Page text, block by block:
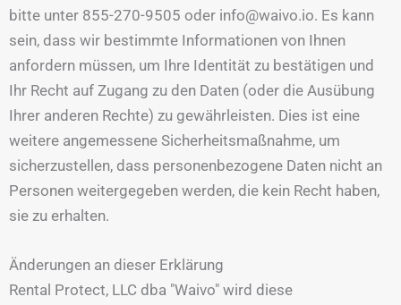
bitte unter 855-270-9505 oder info@waivo.io. Es kann
sein, dass wir bestimmte Informationen von Ihnen
anfordern müssen, um Ihre Identität zu bestätigen und
Ihr Recht auf Zugang zu den Daten (oder die Ausübung
Ihrer anderen Rechte) zu gewährleisten. Dies ist eine
weitere angemessene Sicherheitsmaßnahme, um
sicherzustellen, dass personenbezogene Daten nicht an
Personen weitergegeben werden, die kein Recht haben,
sie zu erhalten.
Änderungen an dieser Erklärung
Rental Protect, LLC dba "Waivo" wird diese